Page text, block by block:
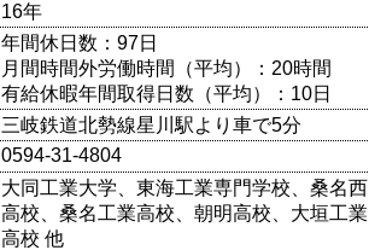
16年
年間休日数：97日
月間時間外労働時間（平均）：20時間
有給休暇年間取得日数（平均）：10日
三岐鉄道北勢線星川駅より車で5分
0594-31-4804
大同工業大学、東海工業専門学校、桑名西
高校、桑名工業高校、朝明高校、大垣工業
高校 他